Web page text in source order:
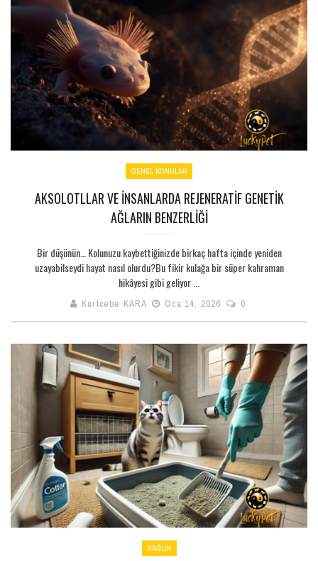
GENEL KONULAR
AKSOLOTLLAR VE İNSANLARDA REJENERATIF GENETIK
AĞLARIN BENZERLIĞI
Bir düşünün… Kolunuzu kaybettiğinizde birkaç hafta içinde yeniden
uzayabilseydi hayat nasıl olurdu?Bu fikir kulağa bir süper kahraman
hikâyesi gibi geliyor ...
Kurtcebe KARA Oca 14, 2026 0
SAĞLIK